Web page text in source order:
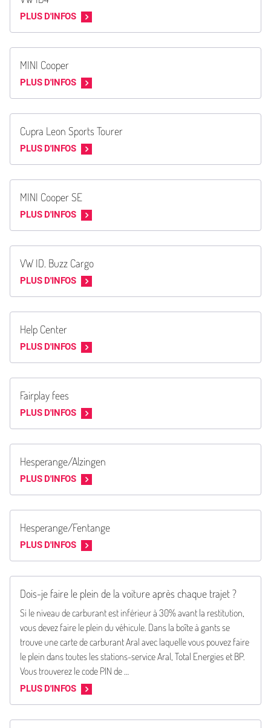
PLUS D'INFOS
MINI Cooper
PLUS D'INFOS
Cupra Leon Sports Tourer
PLUS D'INFOS
MINI Cooper SE
PLUS D'INFOS
VW ID. Buzz Cargo
PLUS D'INFOS
Help Center
PLUS D'INFOS
Fairplay fees
PLUS D'INFOS
Hesperange/Alzingen
PLUS D'INFOS
Hesperange/Fentange
PLUS D'INFOS
Dois-je faire le plein de la voiture après chaque trajet ?
Si le niveau de carburant est inférieur à 30% avant la restitution,
vous devez faire le plein du véhicule. Dans la boîte à gants se
trouve une carte de carburant Aral avec laquelle vous pouvez faire
le plein dans toutes les stations-service Aral, Total Energies et BP.
Vous trouverez le code PIN de …
PLUS D'INFOS